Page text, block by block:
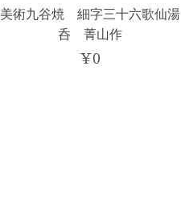
美術九谷焼 細字三十六歌仙湯
呑 菁山作
¥0